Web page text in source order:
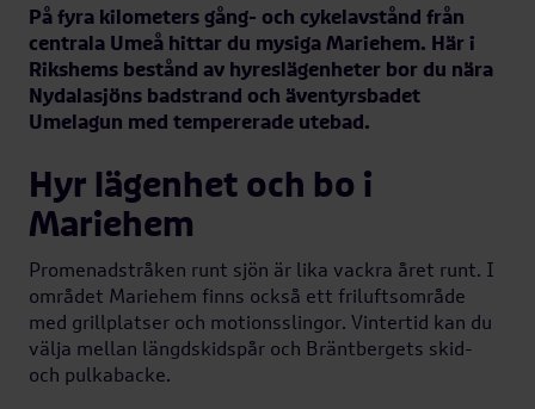
På fyra kilometers gång- och cykelavstånd från
centrala Umeå hittar du mysiga Mariehem. Här i
Rikshems bestånd av hyreslägenheter bor du nära
Nydalasjöns badstrand och äventyrsbadet
Umelagun med tempererade utebad.
Hyr lägenhet och bo i
Mariehem
Promenadstråken runt sjön är lika vackra året runt. I
området Mariehem finns också ett friluftsområde
med grillplatser och motionsslingor. Vintertid kan du
välja mellan längdskidspår och Bräntbergets skid-
och pulkabacke.